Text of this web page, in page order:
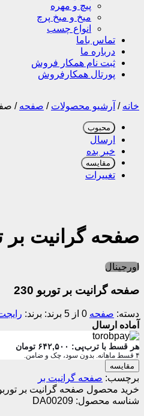
پیچ و مهره
میخ و میخ پرچ
انواع چسب
تماس باما
درباره ما
ثبت نام همکار فروش
پورتال همکارفروش
خانه / آرشیو محصولات / صفحه /
محبوب
ارسال
خبر بده
مقایسه
تغییرات
صفحه گرانیت بر
اورجینال
صفحه گرانیت بر توربو 230
دسته: صفحه 0 از 5 برند:
آماده ارسال
هر قسط با ترب‌پی: ۶۴۲,۵۰۰ تومان
۴ قسط ماهانه. بدون سود، چک و ضامن.
مقایسه
برچسب: صفحه گرانیت بر
خرید محصول صفحه گرانیت بر توربو
شناسه محصول: DA00209